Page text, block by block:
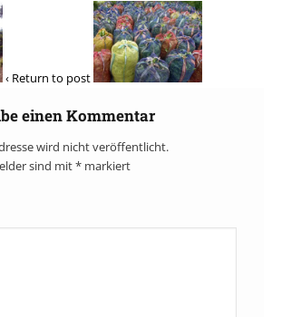
‹ Return to post
einen Kommentar
wird nicht veröffentlicht.
sind mit* markiert